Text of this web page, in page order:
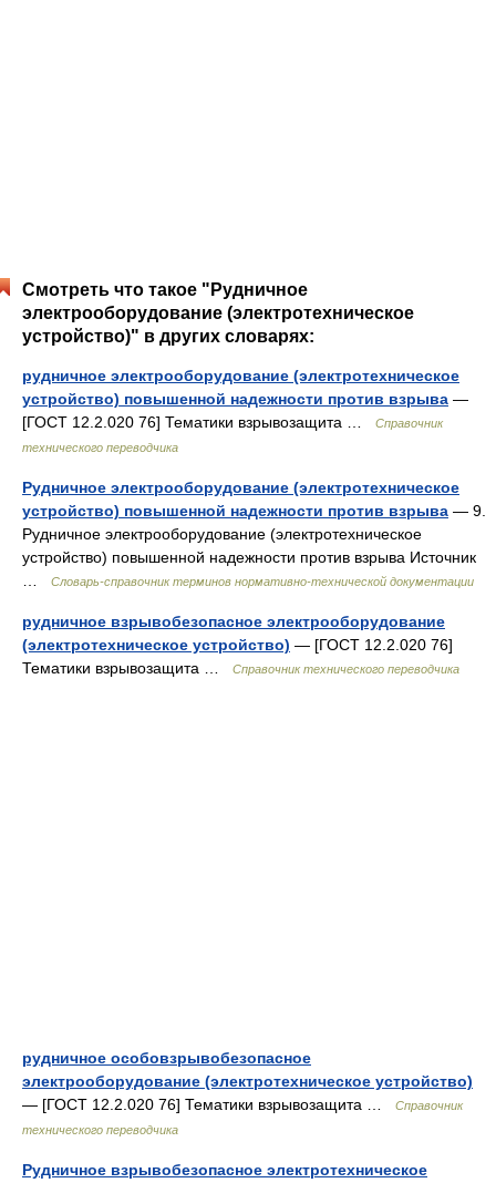
Смотреть что такое "Рудничное
электрооборудование (электротехническое
устройство)" в других словарях:
рудничное электрооборудование (электротехническое
устройство) повышенной надежности против взрыва —
[ГОСТ 12.2.020 76] Тематики взрывозащита …
Справочник
технического переводчика
Рудничное электрооборудование (электротехническое
устройство) повышенной надежности против взрыва — 9.
Рудничное электрооборудование (электротехническое
устройство) повышенной надежности против взрыва Источник
Словарь-справочник терминов нормативно-технической документации
рудничное взрывобезопасное электрооборудование
(электротехническое устройство) — [ГОСТ 12.2.020 76]
Тематики взрывозащита …
Справочник технического переводчика
рудничное особовзрывобезопасное
электрооборудование (электротехническое устройство)
— [ГОСТ 12.2.020 76] Тематики взрывозащита …
Справочник
технического переводчика
Рудничное взрывобезопасное электротехническое